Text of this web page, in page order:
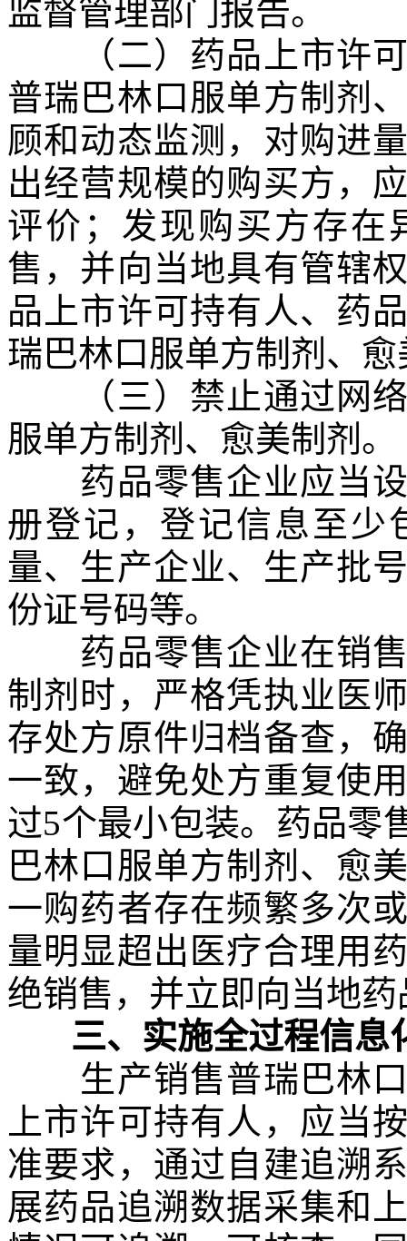
监督管理部门报告。
（二）药品上市许可
普瑞巴林口服单方制剂
顾和动态监测，对购进
出经营规模的购买方，
评价；发现购买方存在
售，并向当地具有管辖
品上市许可持有人、药
瑞巴林口服单方制剂、
（三）禁止通过网络
服单方制剂、愈美制剂。
药品零售企业应当设
册登记，登记信息至少
量、生产企业、生产批
份证号码等。
药品零售企业在销售
制剂时，严格凭执业医
存处方原件归档备查，
一致，避免处方重复使
过5个最小包装。药品零
巴林口服单方制剂、愈
一购药者存在频繁多次
量明显超出医疗合理用
绝销售，并立即向当地
三、实施全过程信息
生产销售普瑞巴林口
上市许可持有人，应当
准要求，通过自建追溯
展药品追溯数据采集和